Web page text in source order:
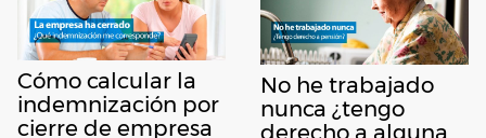
Cómo calcular la
indemnización por
cierre de empresa
No he trabajado
nunca ¿tengo
derecho a alguna